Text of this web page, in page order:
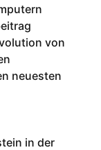
von
neuesten
in der